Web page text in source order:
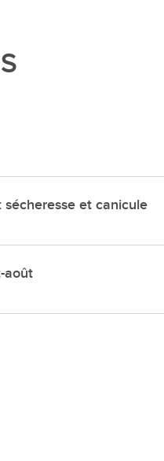
sécheresse et canicule
août